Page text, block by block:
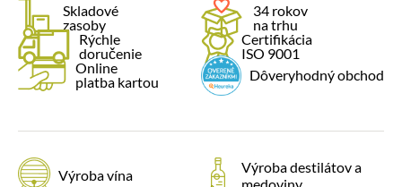
Skladové
zasoby
34 rokov
na trhu
Rýchle
doručenie
Certifikácia
ISO 9001
Online
platba kartou
Dôveryhodný obchod
Výroba vína
Výroba destilátov a